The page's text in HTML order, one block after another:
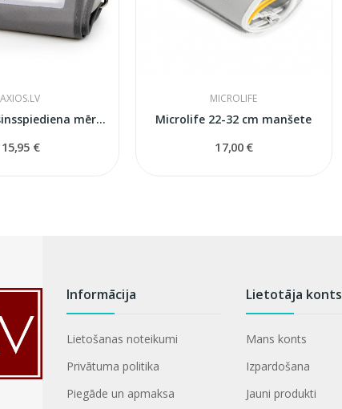
AXIOS.LV
32-45 cm asinsspiediena mērītāja manšete
15,95 €
MICROLIFE
Microlife 22-32 cm manšete
17,00 €
Informācija
Lietošanas noteikumi
Privātuma politika
Piegāde un apmaksa
Lietotāja konts
Mans konts
Izpardošana
Jauni produkti